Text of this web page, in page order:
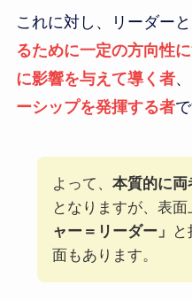
これに対し、リーダーと
るために一定の方向性
に影響を与えて導く者
ーシップを発揮する者で
よって、 本質的に両
となりますが、表面
ャー＝リーダー」
面もあります。